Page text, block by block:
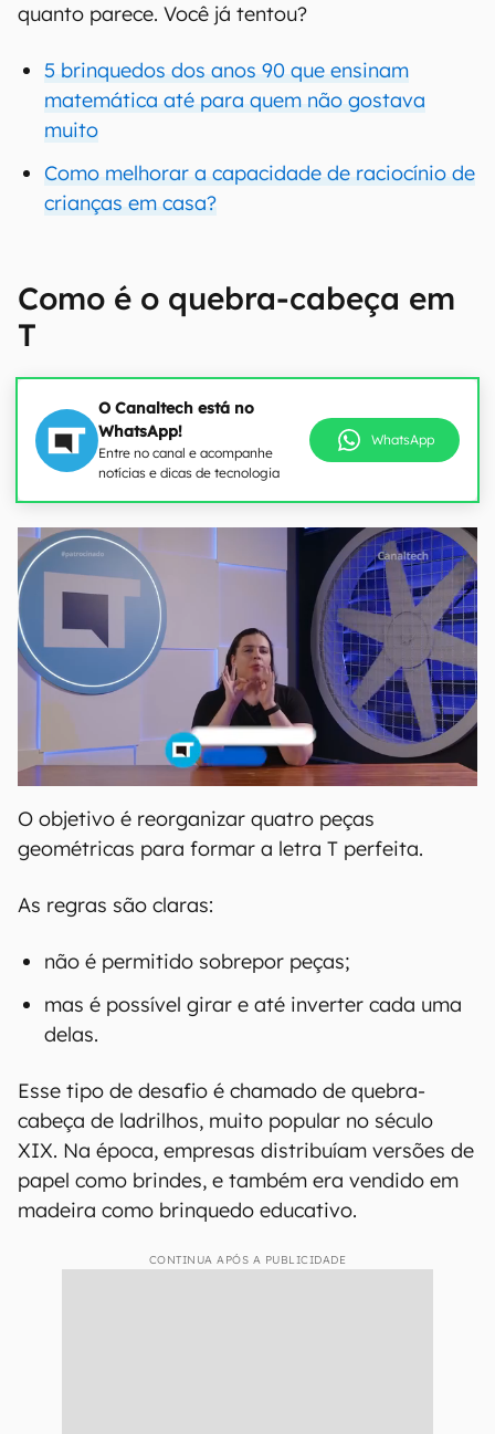
quanto parece. Você já tentou?
5 brinquedos dos anos 90 que ensinam
matemática até para quem não gostava
muito
Como melhorar a capacidade de raciocínio de
crianças em casa?
Como é o quebra-cabeça em
T
O Canaltech está no
WhatsApp!
Entre no canal e acompanhe
notícias e dicas de tecnologia
WhatsApp
O objetivo é reorganizar quatro peças
geométricas para formar a letra T perfeita.
As regras são claras:
não é permitido sobrepor peças;
mas é possível girar e até inverter cada uma
delas.
Esse tipo de desafio é chamado de quebra-
cabeça de ladrilhos, muito popular no século
XIX. Na época, empresas distribuíam versões de
papel como brindes, e também era vendido em
madeira como brinquedo educativo.
CONTINUA APÓS A PUBLICIDADE